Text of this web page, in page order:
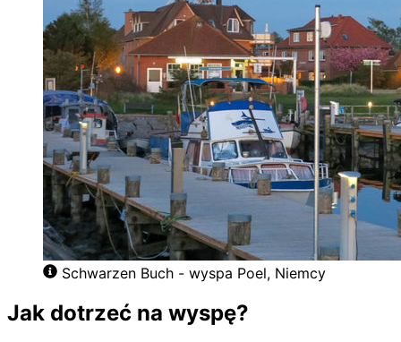
Schwarzen Buch - wyspa Poel, Niemcy
Jak dotrzeć na wyspę?